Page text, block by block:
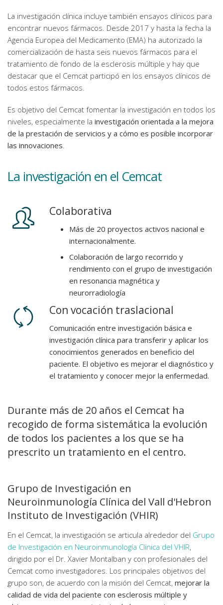
La investigación clínica incluye también ensayos clínicos para
encontrar nuevos fármacos. Desde 2017 y hasta la fecha la
Agencia Europea del Medicamento (EMA) ha autorizado la
comercialización de hasta seis nuevos fármacos para el
tratamiento de fondo de la esclerosis múltiple y hay que
destacar que el Cemcat participó en los ensayos clínicos de
todos estos fármacos.
Es objetivo del Cemcat fomentar la investigación en todos los
niveles, especialmente la investigación orientada a la mejora
de la prestación de servicios y a cómo es posible incorporar
las innovaciones.
La investigación en el Cemcat
Colaborativa
Más de 20 proyectos activos nacional e
internacionalmente.
Colaboración de largo recorrido y
rendimiento con el grupo de investigación
en resonancia magnética y
neurorradiología
Con vocación traslacional
Comunicación entre investigación básica e
investigación clínica para transferir y aplicar los
conocimientos generados en beneficio del
paciente. El objetivo es mejorar el diagnóstico y
el tratamiento y conocer mejor la enfermedad.
Durante más de 20 años el Cemcat ha
recogido de forma sistemática la evolución
de todos los pacientes a los que se ha
prescrito un tratamiento en el centro.
Grupo de Investigación en
Neuroinmunología Clínica del Vall d'Hebron
Instituto de Investigación (VHIR)
En el Cemcat, la investigación se articula alrededor del Grupo
de Investigación en Neuroinmunología Clínica del VHIR,
dirigido por el Dr. Xavier Montalban y con profesionales del
Cemcat como investigadores. Los principales objetivos del
grupo son, de acuerdo con la misión del Cemcat, mejorar la
calidad de vida del paciente con esclerosis múltiple y